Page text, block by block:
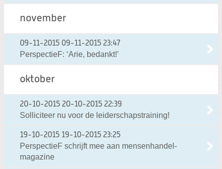
november
09-11-2015 09-11-2015 23:47
PerspectieF: ‘Arie, bedankt!’
oktober
20-10-2015 20-10-2015 22:39
Solliciteer nu voor de leiderschapstraining!
19-10-2015 19-10-2015 23:25
PerspectieF schrijft mee aan mensenhandel-
magazine